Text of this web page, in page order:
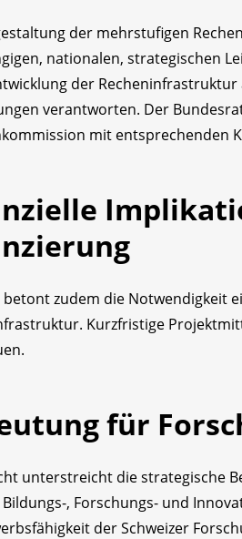
der mehrstufigen
nationalen, strategischen
der
verantworten. Der
mit entsprechenden
betont zudem die Notwendigkeit
Kurzfristige
für
unterstreicht die strategische
, Forschungs- und
der Schweizer